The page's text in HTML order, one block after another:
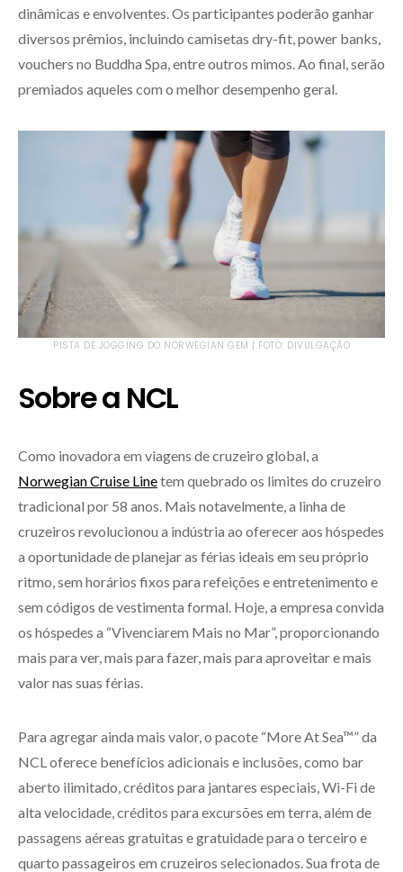
dinâmicas e envolventes. Os participantes poderão ganhar
diversos prêmios, incluindo camisetas dry-fit, power banks,
vouchers no Buddha Spa, entre outros mimos. Ao final, serão
premiados aqueles com o melhor desempenho geral.
PISTA DE JOGGING DO NORWEGIAN GEM | FOTO: DIVULGAÇÃO
Sobre a NCL
Como inovadora em viagens de cruzeiro global, a
Norwegian Cruise Linetem quebrado os limites do cruzeiro
tradicional por 58 anos. Mais notavelmente, a linha de
cruzeiros revolucionou a indústria ao oferecer aos hóspedes
a oportunidade de planejar as férias ideais em seu próprio
ritmo, sem horários fixos para refeições e entretenimento e
sem códigos de vestimenta formal. Hoje, a empresa convida
os hóspedes a “Vivenciarem Mais no Mar”, proporcionando
mais para ver, mais para fazer, mais para aproveitar e mais
valor nas suas férias.
Para agregar ainda mais valor, o pacote “More At Sea™” da
NCL oferece benefícios adicionais e inclusões, como bar
aberto ilimitado, créditos para jantares especiais, Wi-Fi de
alta velocidade, créditos para excursões em terra, além de
passagens aéreas gratuitas e gratuidade para o terceiro e
quarto passageiros em cruzeiros selecionados. Sua frota de